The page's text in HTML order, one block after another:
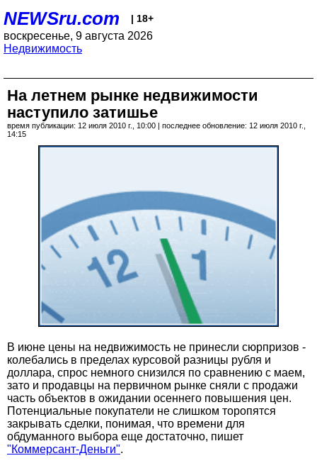
NEWSru.com | 18+
воскресенье, 9 августа 2026
Недвижимость
На летнем рынке недвижимости
наступило затишье
время публикации: 12 июля 2010 г., 10:00 | последнее обновление: 12 июля 2010 г.,
14:15
В июне цены на недвижимость не принесли сюрпризов -
колебались в пределах курсовой разницы рубля и
доллара, спрос немного снизился по сравнению с маем,
зато и продавцы на первичном рынке сняли с продажи
часть объектов в ожидании осеннего повышения цен.
Потенциальные покупатели не слишком торопятся
закрывать сделки, понимая, что времени для
обдуманного выбора еще достаточно, пишет
"Коммерсант-Деньги".